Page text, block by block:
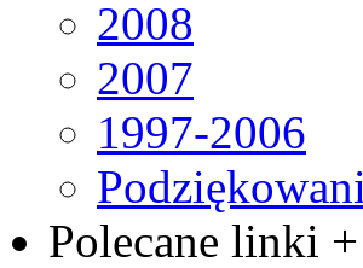
2008
2007
1997-2006
Polecane linki +